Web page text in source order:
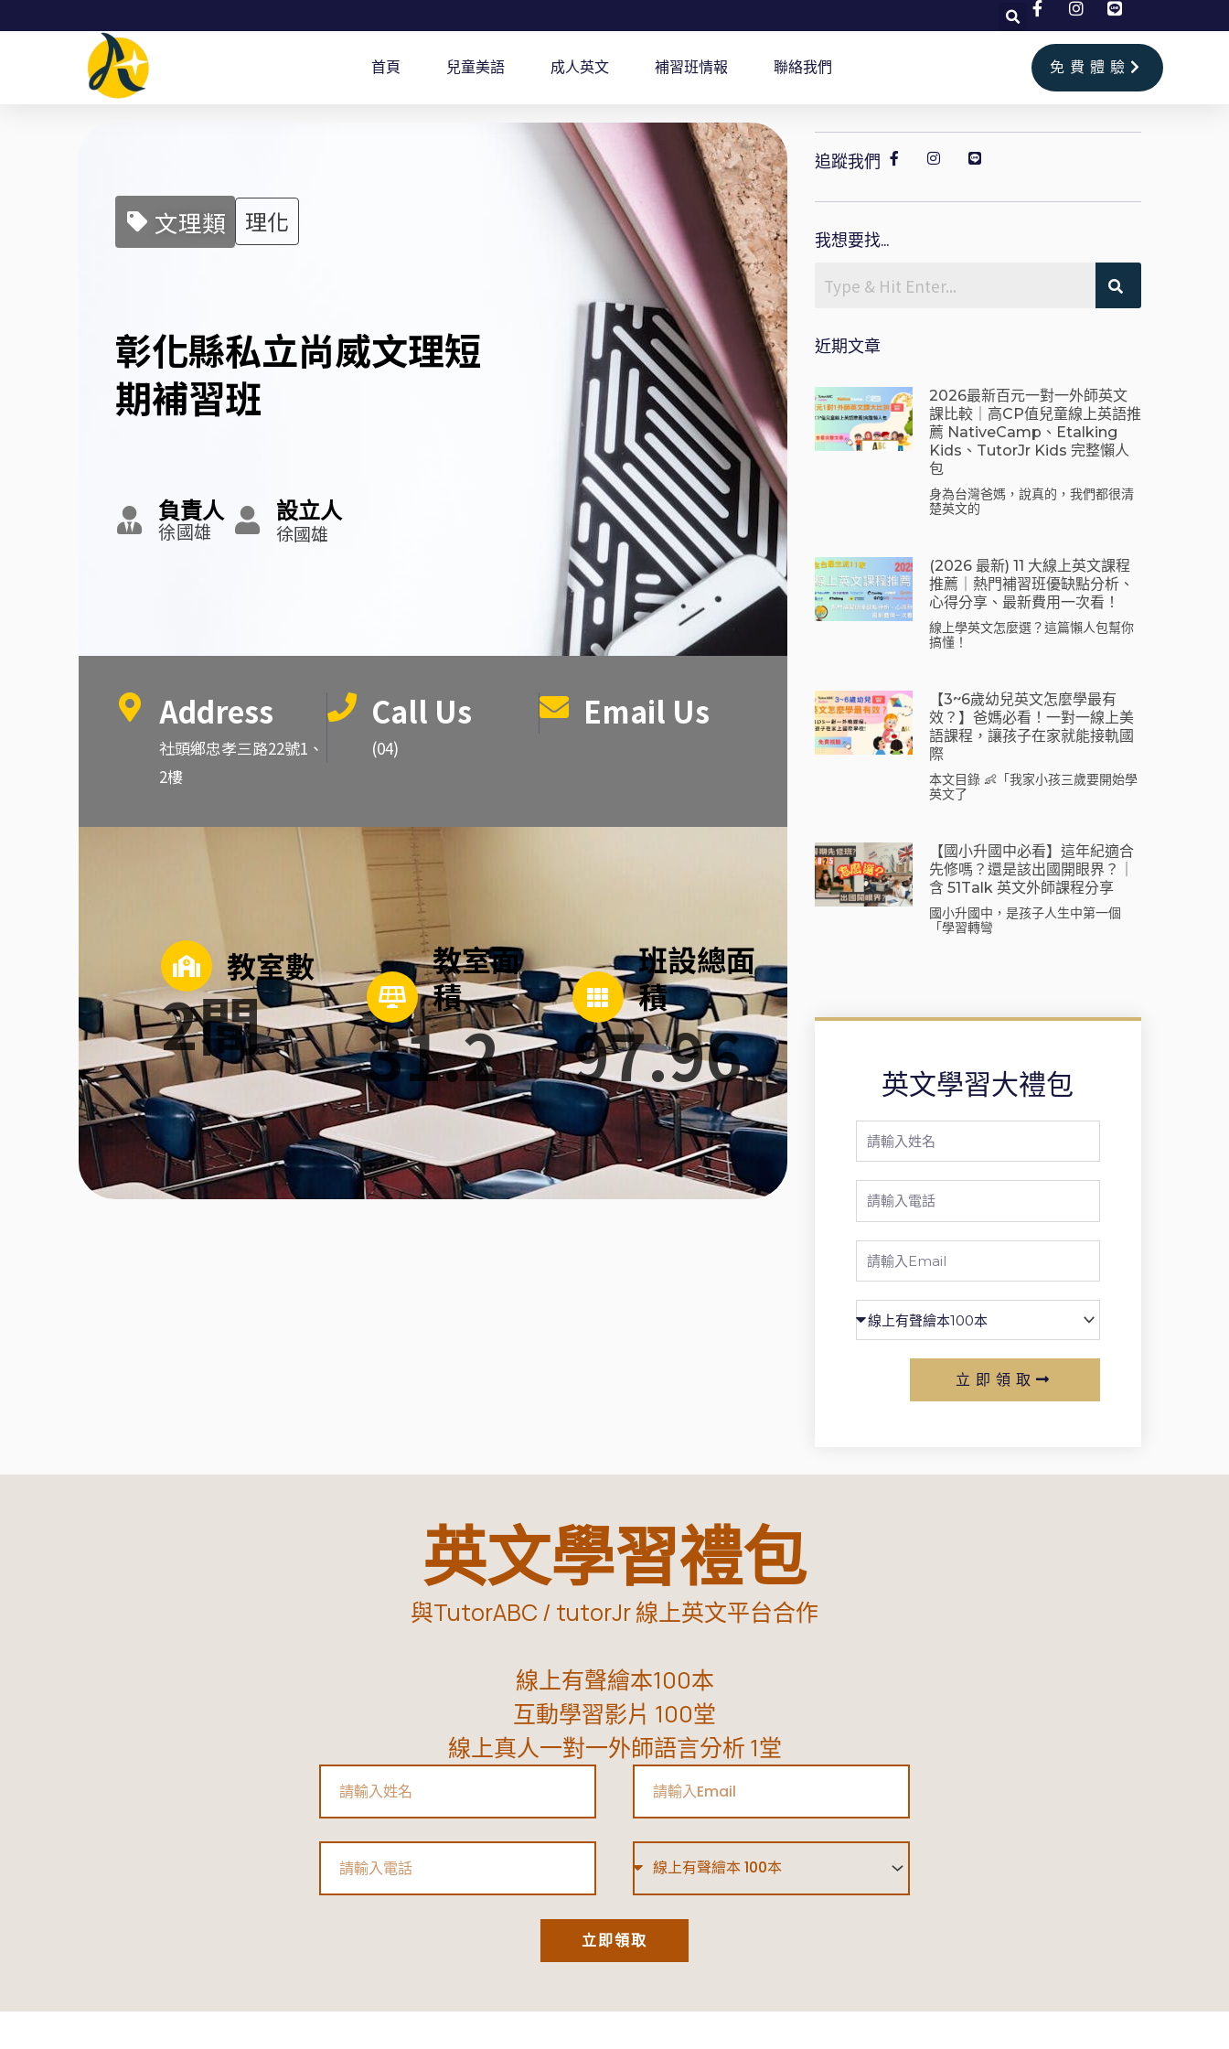
首頁 兒童美語 成人英文 補習班情報 聯絡我們 免費體驗
文理類 理化
彰化縣私立尚威文理短
期補習班
負責人
徐國雄
設立人
徐國雄
Address
社頭鄉忠孝三路22號1、
2樓
Call Us
(04)
Email Us
2間
教室數
教室面
積
31.2
班設總面
積
97.96
追蹤我們
我想要找...
近期文章
2026最新百元一對一外師英文
課比較｜高CP值兒童線上英語推
薦 NativeCamp、Etalking
Kids、tutorJr Kids 完整懶人
包
身為台灣爸媽，說真的，我們都很清
楚英文的
(2026 最新) 11 大線上英文課程
推薦｜熱門補習班優缺點分析、
心得分享、最新費用一次看！
線上學英文怎麼選？這篇懶人包幫你
搞懂！
【3~6歲幼兒英文怎麼學最有
效？】爸媽必看！一對一線上美
語課程，讓孩子在家就能接軌國
際
本文目錄 👶「我家小孩三歲要開始學
英文了
【國小升國中必看】這年紀適合
先修嗎？還是該出國開眼界？｜
含 51Talk 英文外師課程分享
國小升國中，是孩子人生中第一個
「學習轉彎
英文學習大禮包
Full
Name
Phone
Email
立即領取
英文學習禮包
與TutorABC / tutorJr 線上英文平台合作
線上有聲繪本100本
互動學習影片 100堂
線上真人一對一外師語言分析 1堂
立即領取